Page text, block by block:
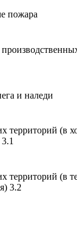
пожара
и наледи
территорий (в
территорий (в
3.2